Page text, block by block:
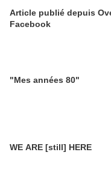
Article publié depuis Overblog et
Facebook
"Mes années 80"
WE ARE [still] HERE